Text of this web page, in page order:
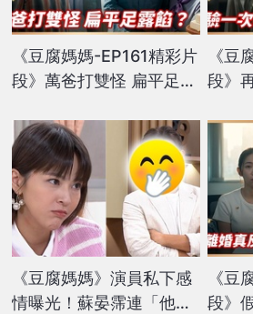
《豆腐媽媽-EP161精彩片
段》萬爸打雙怪 扁平足露
《豆
段》
《豆腐媽媽》演員私下感
情曝光！蘇晏霈連「他」
《豆
段》